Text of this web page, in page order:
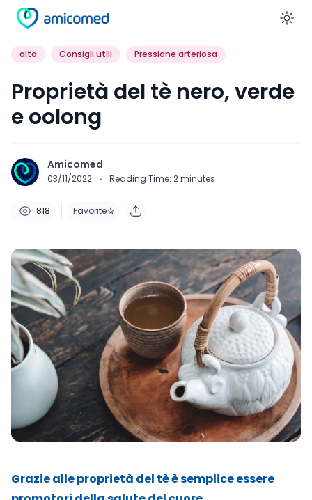
alta Consigli utili Pressione arteriosa
Proprietà del tè nero, verde
e oolong
Amicomed
03/11/2022 · Reading Time: 2minutes
818 Favorite
Grazie alle proprietà del tè è semplice essere